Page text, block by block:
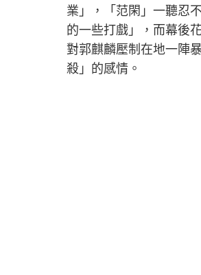
業」，「范閑」一聽忍
的一些打戲」，而幕後
對郭麒麟壓制在地一陣
殺」的感情。